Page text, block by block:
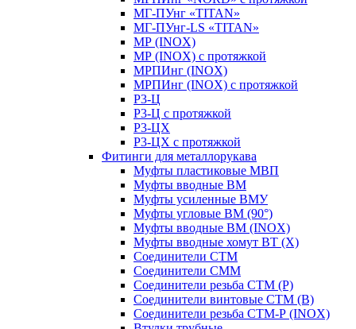
МГ-ПУнг «TITAN»
МГ-ПУнг-LS «TITAN»
МР (INOX)
МР (INOX) с протяжкой
МРПИнг (INOX)
МРПИнг (INOX) с протяжкой
Р3-Ц
Р3-Ц с протяжкой
Р3-ЦХ
Р3-ЦХ с протяжкой
Фитинги для металлорукава
Муфты пластиковые МВП
Муфты вводные ВМ
Муфты усиленные ВМУ
Муфты угловые ВМ (90°)
Муфты вводные ВМ (INOX)
Муфты вводные хомут ВТ (Х)
Соединители СТМ
Соединители СММ
Соединители резьба СТМ (Р)
Соединители винтовые СТМ (В)
Соединители резьба СТМ-Р (INOX)